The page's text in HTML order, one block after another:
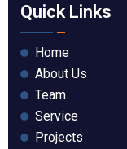
Quick Links
Home
About Us
Team
Service
Projects